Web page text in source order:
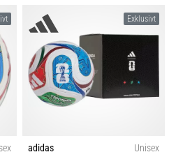
Exklusivt
adidas
Unisex